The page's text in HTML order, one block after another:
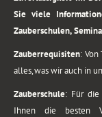
Sie viele
Zauberschulen,
Zauberrequisiten:
alles, was wir auch in
Zauberschule: Für die
Ihnen die besten